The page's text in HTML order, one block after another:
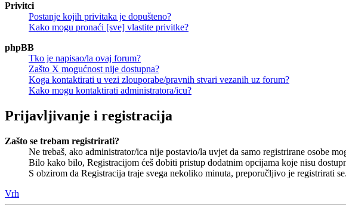
Privitci
Postanje kojih privitaka je dopušteno?
Kako mogu pronaći [sve] vlastite privitke?
phpBB
Tko je napisao/la ovaj forum?
Zašto X mogućnost nije dostupna?
Koga kontaktirati u vezi zlouporabe/pravnih stvari vezanih uz forum?
Kako mogu kontaktirati administratora/icu?
Prijavljivanje i registracija
Zašto se trebam registrirati?
Ne trebaš, ako administrator/ica nije postavio/la uvjet da samo registrirane osobe
Bilo kako bilo, Registracijom ćeš dobiti pristup dodatnim opcijama koje nisu
S obzirom da Registracija traje svega nekoliko minuta, preporučljivo je registrirati se.
Vrh